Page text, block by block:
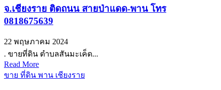
จ.เชียงราย ติดถนน สายป่าแดด-พาน โทร
0818675639
22 พฤษภาคม 2024
. ขายที่ดิน ตำบลสันมะเค็ด...
Read More
ขาย ที่ดิน พาน เชียงราย